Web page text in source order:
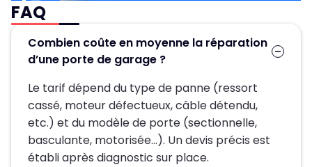
FAQ
Combien coûte en moyenne la réparation
d’une porte de garage ?
Le tarif dépend du type de panne (ressort
cassé, moteur défectueux, câble détendu,
etc.) et du modèle de porte (sectionnelle,
basculante, motorisée…). Un devis précis est
établi après diagnostic sur place.